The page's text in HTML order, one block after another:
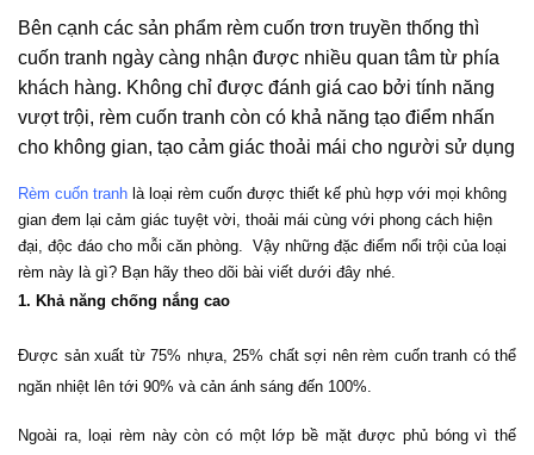
Bên cạnh các sản phẩm rèm cuốn trơn truyền thống thì
cuốn tranh ngày càng nhận được nhiều quan tâm từ phía
khách hàng. Không chỉ được đánh giá cao bởi tính năng
vượt trội, rèm cuốn tranh còn có khả năng tạo điểm nhấn
cho không gian, tạo cảm giác thoải mái cho người sử dụng
Rèm cuốn tranh là loại rèm cuốn được thiết kế phù hợp với mọi không
gian đem lại cảm giác tuyệt vời, thoải mái cùng với phong cách hiện
đại, độc đáo cho mỗi căn phòng.  Vậy những đặc điểm nổi trội của loại
rèm này là gì? Bạn hãy theo dõi bài viết dưới đây nhé.
1. Khả năng chống nắng cao
Được sản xuất từ 75% nhựa, 25% chất sợi nên rèm cuốn tranh có thể
ngăn nhiệt lên tới 90% và cản ánh sáng đến 100%.
Ngoài ra, loại rèm này còn có một lớp bề mặt được phủ bóng vì thế